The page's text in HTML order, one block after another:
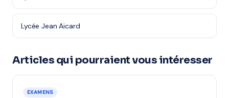
Lycée Jean Aicard
Articles qui pourraient vous intéresser
EXAMENS